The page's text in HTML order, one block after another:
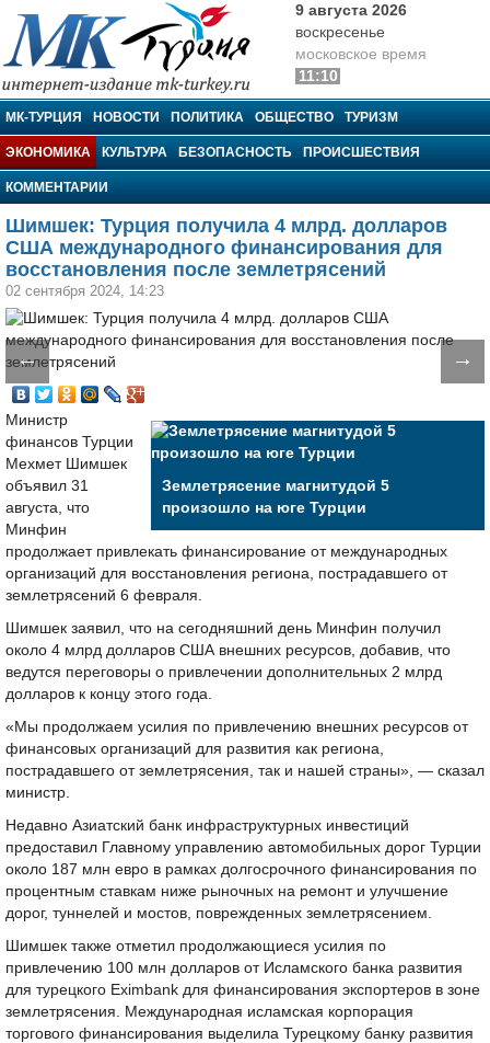
МК-Турция
9 августа 2026
воскресенье
московское время
11:10
МК-ТУРЦИЯ НОВОСТИ ПОЛИТИКА ОБЩЕСТВО ТУРИЗМ
ЭКОНОМИКА КУЛЬТУРА БЕЗОПАСНОСТЬ ПРОИСШЕСТВИЯ
КОММЕНТАРИИ
Шимшек: Турция получила 4 млрд. долларов
США международного финансирования для
восстановления после землетрясений
02 сентября 2024, 14:23
← →
Землетрясение магнитудой 5
произошло на юге Турции
Министр
финансов Турции
Мехмет Шимшек
объявил 31
августа, что
Минфин
продолжает привлекать финансирование от международных
организаций для восстановления региона, пострадавшего от
землетрясений 6 февраля.
Шимшек заявил, что на сегодняшний день Минфин получил
около 4 млрд долларов США внешних ресурсов, добавив, что
ведутся переговоры о привлечении дополнительных 2 млрд
долларов к концу этого года.
«Мы продолжаем усилия по привлечению внешних ресурсов от
финансовых организаций для развития как региона,
пострадавшего от землетрясения, так и нашей страны», — сказал
министр.
Недавно Азиатский банк инфраструктурных инвестиций
предоставил Главному управлению автомобильных дорог Турции
около 187 млн евро в рамках долгосрочного финансирования по
процентным ставкам ниже рыночных на ремонт и улучшение
дорог, туннелей и мостов, поврежденных землетрясением.
Шимшек также отметил продолжающиеся усилия по
привлечению 100 млн долларов от Исламского банка развития
для турецкого Eximbank для финансирования экспортеров в зоне
землетрясения. Международная исламская корпорация
торгового финансирования выделила Турецкому банку развития